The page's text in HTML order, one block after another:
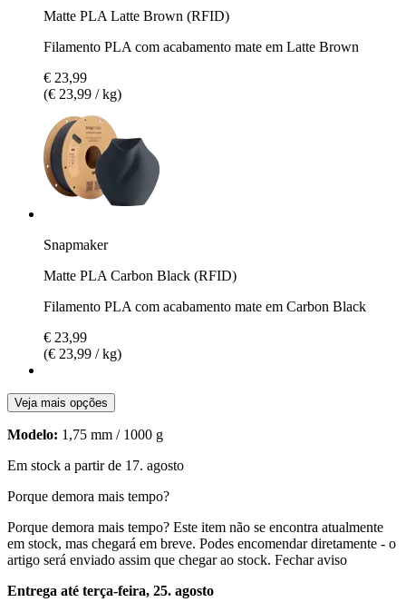
Matte PLA Latte Brown (RFID)
Filamento PLA com acabamento mate em Latte Brown
€ 23,99
(€ 23,99 / kg)
Snapmaker
Matte PLA Carbon Black (RFID)
Filamento PLA com acabamento mate em Carbon Black
€ 23,99
(€ 23,99 / kg)
Veja mais opções
Modelo: 1,75 mm / 1000 g
Em stock a partir de 17. agosto
Porque demora mais tempo?
Porque demora mais tempo? Este item não se encontra atualmente
em stock, mas chegará em breve. Podes encomendar diretamente - o
artigo será enviado assim que chegar ao stock. Fechar aviso
Entrega até terça-feira, 25. agosto